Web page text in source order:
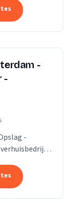
en...
-
-
-